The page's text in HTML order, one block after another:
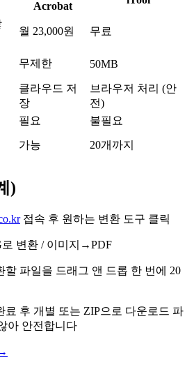
Acrobat
월 23,000원 무료
무제한 50MB
클라우드 저
장
브라우저 처리 (안
전)
필요
불필요
가능 20개까지
)
접속 후 원하는 변환 도구 클릭
로 변환 / 이미지→PDF
할 파일을 드래그 앤 드롭 한 번에 20
료 후 개별 또는 ZIP으로 다운로드 파
아 안전합니다